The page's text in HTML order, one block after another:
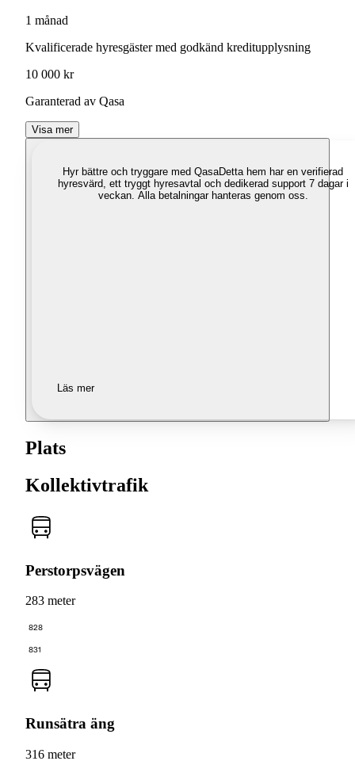
1 månad
Kvalificerade hyresgäster med godkänd kreditupplysning
10 000 kr
Garanterad av Qasa
Visa mer
Hyr bättre och tryggare med QasaDetta hem har en verifierad
hyresvärd, ett tryggt hyresavtal och dedikerad support 7 dagar i
veckan. Alla betalningar hanteras genom oss.
Läs mer
Plats
Kollektivtrafik
Perstorpsvägen
283 meter
828
831
Runsätra äng
316 meter